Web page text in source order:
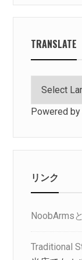
TRANSLATE
Powered
リンク
NoobArms
Traditional